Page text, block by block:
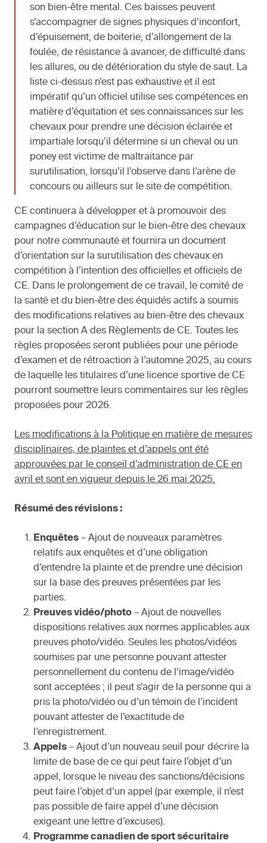
son bien-être mental. Ces baisses peuvent
s’accompagner de signes physiques d’inconfort,
d’épuisement, de boiterie, d’allongement de la
foulée, de résistance à avancer, de difficulté dans
les allures, ou de détérioration du style de saut. La
liste ci-dessus n’est pas exhaustive et il est
impératif qu’un officiel utilise ses compétences en
matière d’équitation et ses connaissances sur les
chevaux pour prendre une décision éclairée et
impartiale lorsqu’il détermine si un cheval ou un
poney est victime de maltraitance par
surutilisation, lorsqu’il l’observe dans l’arène de
concours ou ailleurs sur le site de compétition.
CE continuera à développer et à promouvoir des
campagnes d’éducation sur le bien-être des chevaux
pour notre communauté et fournira un document
d’orientation sur la surutilisation des chevaux en
compétition à l’intention des officielles et officiels de
CE. Dans le prolongement de ce travail, le comité de
la santé et du bien-être des équidés actifs a soumis
des modifications relatives au bien-être des chevaux
pour la section A des Règlements de CE. Toutes les
règles proposées seront publiées pour une période
d’examen et de rétroaction à l’automne 2025, au cours
de laquelle les titulaires d’une licence sportive de CE
pourront soumettre leurs commentaires sur les règles
proposées pour 2026.
Les modifications à la Politique en matière de mesures
disciplinaires, de plaintes et d’appels ont été
approuvées par le conseil d’administration de CE en
avril et sont en vigueur depuis le 26 mai 2025.
Résumé des révisions :
Enquêtes – Ajout de nouveaux paramètres
relatifs aux enquêtes et d’une obligation
d’entendre la plainte et de prendre une décision
sur la base des preuves présentées par les
parties.
Preuves vidéo/photo – Ajout de nouvelles
dispositions relatives aux normes applicables aux
preuves photo/vidéo. Seules les photos/vidéos
soumises par une personne pouvant attester
personnellement du contenu de l’image/vidéo
sont acceptées ; il peut s’agir de la personne qui a
pris la photo/vidéo ou d’un témoin de l’incident
pouvant attester de l’exactitude de
l’enregistrement.
Appels – Ajout d’un nouveau seuil pour décrire la
limite de base de ce qui peut faire l’objet d’un
appel, lorsque le niveau des sanctions/décisions
peut faire l’objet d’un appel (par exemple, il n’est
pas possible de faire appel d’une décision
exigeant une lettre d’excuses).
Programme canadien de sport sécuritaire